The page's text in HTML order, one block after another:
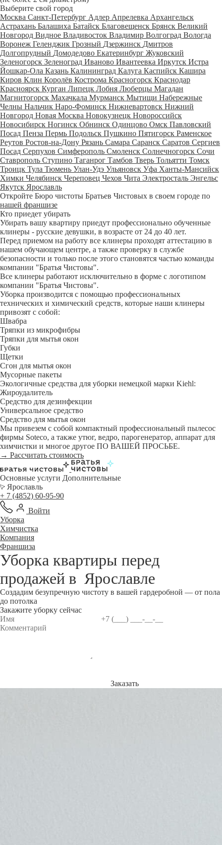
Выберите свой город
Москва Санкт-Петербург Адлер Апрелевка Архангельск
Астрахань Балашиха Батайск Благовещенск Брянск Великий
Новгород Видное Владивосток Владимир Волгоград Вологда
Воронеж Геленджик Грозный Дзержинск Дмитров
Долгопрудный Домодедово Екатеринбург Жуковский
Зеленогорск Зеленоград Иваново Ивантеевка Иркутск Истра
Йошкар-Ола Казань Калининград Калуга Каспийск Кашира
Киров Клин Королёв Кострома Красногорск Краснодар
Красноярск Курган Липецк Лобня Люберцы Магадан
Магнитогорск Махачкала Мурманск Мытищи Набережные
Челны Нальчик Наро-Фоминск Нижневартовск Нижний
Новгород Новая Москва Новокузнецк Новороссийск
Новосибирск Ногинск Обнинск Одинцово Омск Павловский
Посад Пенза Пермь Подольск Пушкино Пятигорск Раменское
Реутов Ростов-на-Дону Рязань Самара Саранск Саратов Сергиев
Посад Серпухов Симферополь Смоленск Солнечногорск Сочи
Ставрополь Ступино Таганрог Тамбов Тверь Тольятти Томск
Троицк Тула Тюмень Улан-Удэ Ульяновск Уфа Ханты-Мансийск
Химки Челябинск Череповец Чехов Чита Электросталь Энгельс
Якутск Ярославль
Откройте Бюро чистоты Братьев Чистовых в своем городе по
нашей франшизе
Кто приедет убирать
Убирать вашу квартиру приедут профессионально обученные
клинеры - русские девушки, в возрасте от 24 до 40 лет.
Перед приемом на работу все клинеры проходят аттестацию в
нашем обучающем центре, а также проверку в службе
безопасности и только после этого становятся частью команды
компании "Братья Чистовы".
Все клинеры работают исключительно в форме с логотипом
компании "Братья Чистовы".
Уборка производится с помощью профессиональных
технических и химический средств, которые наши клинеры
привозят с собой:
Швабра
Тряпки из микрофибры
Тряпки для мытья окон
Губки
Щетки
Сгон для мытья окон
Мусорные пакеты
Экологичные средства для уборки немецкой марки Kiehl:
Жироудалитель
Средство для дезинфекции
Универсальное средство
Средство для мытья окон
Мы привезем с собой компактный профессиональный пылесос
фирмы Soteco, а также утюг, ведро, парогенератор, аппарат для
химчистки и многое другое ПО ВАШЕЙ ПРОСЬБЕ.
→ Рассчитать стоимость
Основные услуги Дополнительные
Ярославль
+ 7 (4852) 60-95-90
Войти
Уборка
Химчистка
Компания
Франшиза
Уборка квартиры перед
продажей в Ярославле
Создадим безупречную чистоту в вашей гардеробной — от пола
до потолка
Закажите уборку сейчас
Заказать